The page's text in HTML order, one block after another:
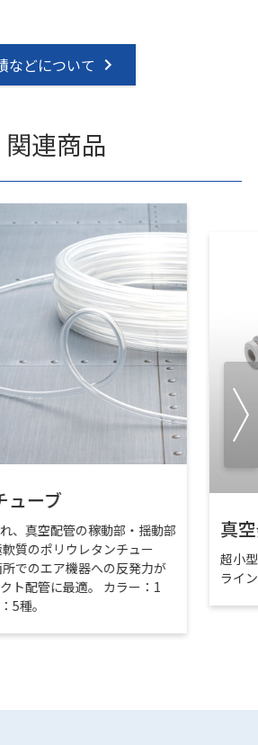
などについて
関連商品
ューブ
、真空配管の稼動部・揺動部
質のポリウレタンチュー
でのエア機器への反発力が
ト配管に最適。 カラー：1
5種。
真
超小
ライ